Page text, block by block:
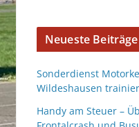
Neueste Beiträge
Sonderdienst
Wildeshausen
Handy am Steuer –